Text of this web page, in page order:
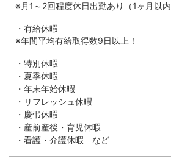
※月1～2回程度休日出勤あり（1ヶ月以内
・有給休暇
※年間平均有給取得数9日以上！
・特別休暇
・夏季休暇
・年末年始休暇
・リフレッシュ休暇
・慶弔休暇
・産前産後・育児休暇
・看護・介護休暇 など